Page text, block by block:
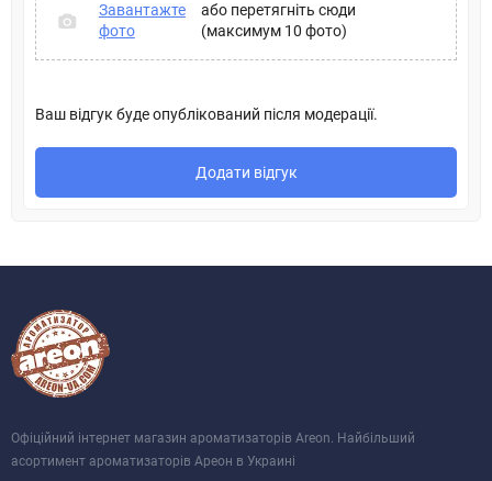
Завантажте
фото
або перетягніть сюди
(максимум 10 фото)
Ваш відгук буде опублікований після модерації.
Додати відгук
Офіційний інтернет магазин ароматизаторів Areon. Найбільший
асортимент ароматизаторів Ареон в Украині